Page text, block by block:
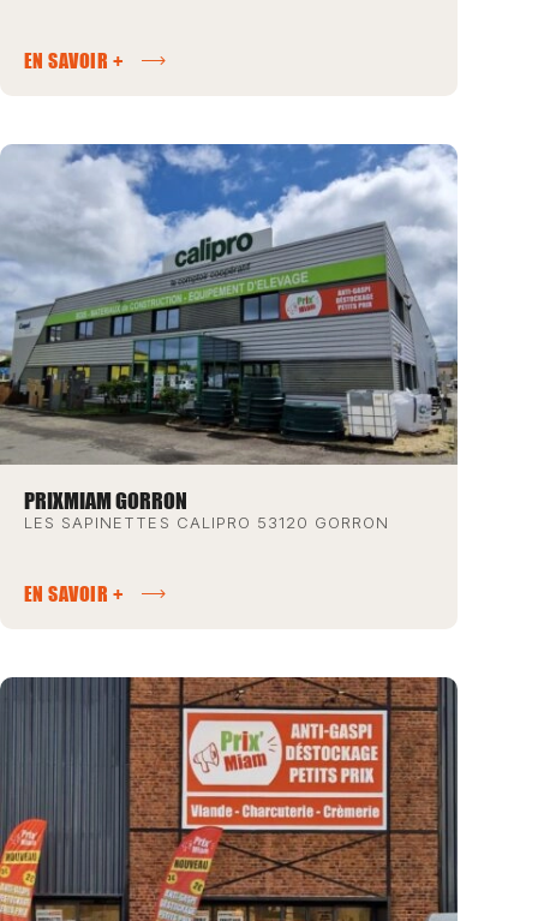
EN SAVOIR +
PRIXMIAM GORRON
LES SAPINETTES CALIPRO 53120 GORRON
EN SAVOIR +